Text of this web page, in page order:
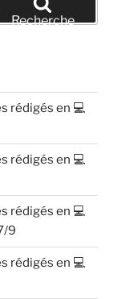
Recherche
rédigés en 💻
rédigés en 💻
rédigés en 💻
9
rédigés en 💻